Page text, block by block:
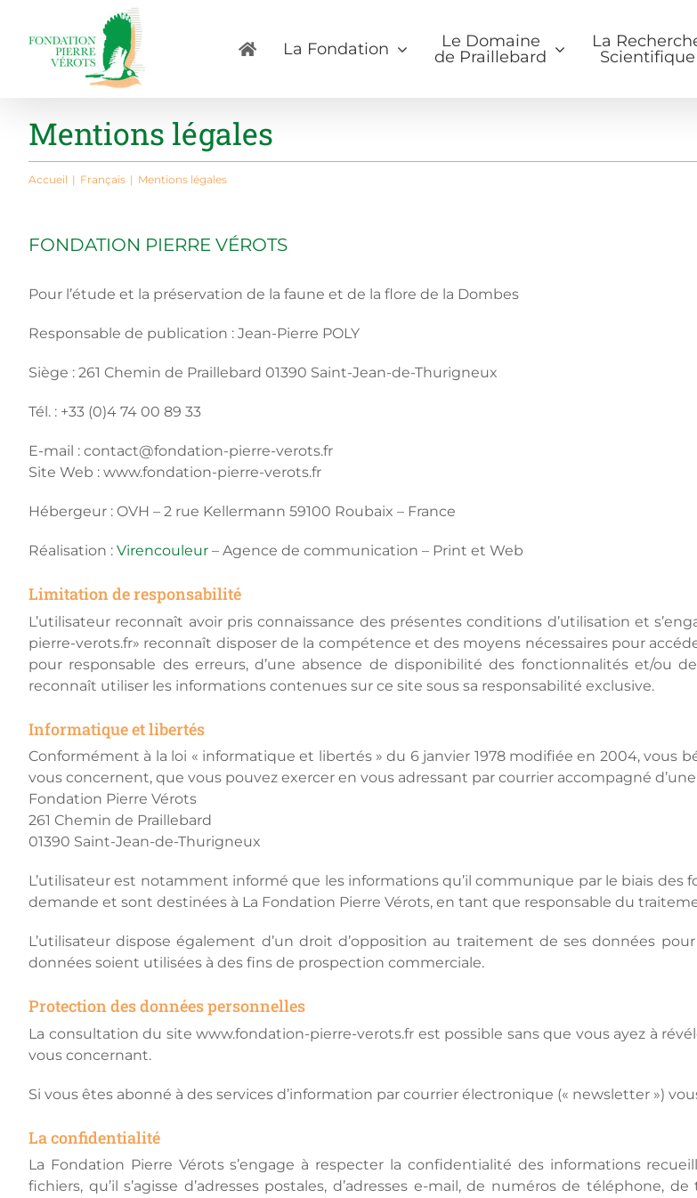
contenu
La Fondation
Le Domaine
de Praillebard
La
Scientifique
Mentions légales
Accueil Français Mentions légales
FONDATION PIERRE VÉROTS
Pour l’étude et la préservation de la faune et de la flore de la Dombes
Responsable de publication : Jean-Pierre POLY
Siège : 261 Chemin de Praillebard 01390 Saint-Jean-de-Thurigneux
Tél. : +33 (0)4 74 00 89 33
E-mail : contact@fondation-pierre-verots.fr
Site Web : www.fondation-pierre-verots.fr
Hébergeur : OVH – 2 rue Kellermann 59100 Roubaix – France
Réalisation : Virencouleur – Agence de communication – Print et Web
Limitation de responsabilité
L’utilisateur reconnaît avoir pris connaissance des présentes conditions d’utilisation et
pierre-verots.fr» reconnaît disposer de la compétence et des moyens nécessaires pour
pour responsable des erreurs, d’une absence de disponibilité des fonctionnalités et/ou
reconnaît utiliser les informations contenues sur ce site sous sa responsabilité exclusive.
Informatique et libertés
Conformément à la loi « informatique et libertés » du 6 janvier 1978 modifiée en 2004, vous
vous concernent, que vous pouvez exercer en vous adressant par courrier accompagné
Fondation Pierre Vérots
261 Chemin de Praillebard
01390 Saint-Jean-de-Thurigneux
L’utilisateur est notamment informé que les informations qu’il communique par le biais des
demande et sont destinées à La Fondation Pierre Vérots, en tant que responsable du
L’utilisateur dispose également d’un droit d’opposition au traitement de ses données
données soient utilisées à des fins de prospection commerciale.
Protection des données personnelles
La consultation du site www.fondation-pierre-verots.fr est possible sans que vous ayez à
vous concernant.
Si vous êtes abonné à des services d’information par courrier électronique (« newsletter »)
La confidentialité
La Fondation Pierre Vérots s’engage à respecter la confidentialité des informations
fichiers, qu’il s’agisse d’adresses postales, d’adresses e-mail, de numéros de